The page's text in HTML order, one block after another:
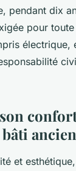
pendant dix
pour
électrique,
ancien
et esthétique,